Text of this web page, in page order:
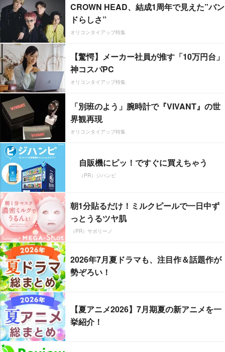
CROWN HEAD、結成1周年で見えた”バン
ドらしさ”
オリコンタイアップ特集
【驚愕】メーカー社員が推す「10万円台」
神コスパPC
オリコンタイアップ特集
「別班のよう」腕時計で『VIVANT』の世
界観再現
オリコンタイアップ特集
自販機にピッ！ですぐに買えちゃう
（PR）ジハンピ
朝1分貼るだけ！ミルクピールで一日中ず
っとうるツヤ肌
（PR）サボリーノ
2026年7月夏ドラマも、注目作＆話題作が
勢ぞろい！
【夏アニメ2026】7月期夏の新アニメを一
挙紹介！